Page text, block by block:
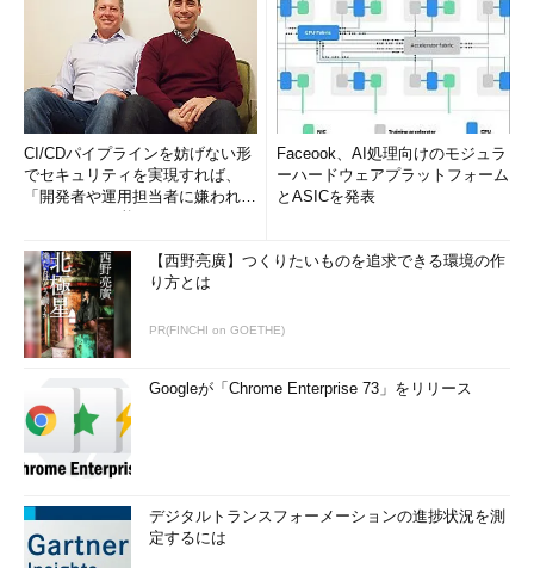
CI/CDパイプラインを妨げない形
でセキュリティを実現すれば、
「開発者や運用担当者に嫌われな
Faceook、AI処理向けのモジュラ
ーハードウェアプラットフォーム
とASICを発表
【西野亮廣】つくりたいものを追求できる環境の作
り方とは
PR(FINCHI on GOETHE)
Googleが「Chrome Enterprise 73」をリリース
デジタルトランスフォーメーションの進捗状況を測
定するには